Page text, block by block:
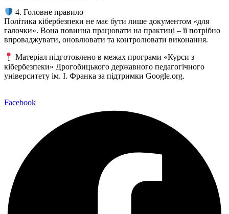
4. Головне правило
Політика кібербезпеки не має бути лише документом «для
галочки». Вона повинна працювати на практиці – її потрібно
впроваджувати, оновлювати та контролювати виконання.
Матеріал підготовлено в межах програми «Курси з
кібербезпеки» Дрогобицького державного педагогічного
університету ім. І. Франка за підтримки Google.org.
Facebook